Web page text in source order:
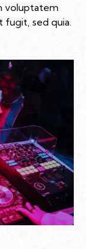
voluptatem
sed quia.